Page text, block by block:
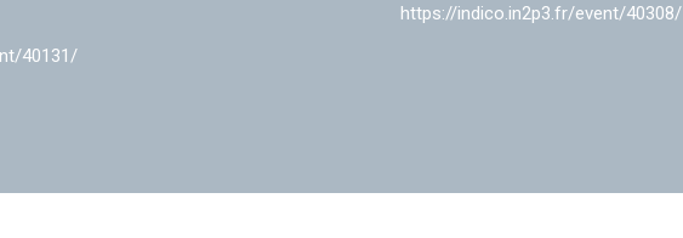
40131/
https://indico.in2p3.fr/event/40308/